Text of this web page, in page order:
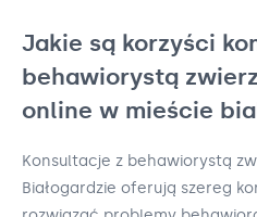
Jakie są korzyści
behawiorystą
online w mieście
Konsultacje z behawiorystą
Białogardzie oferują szereg